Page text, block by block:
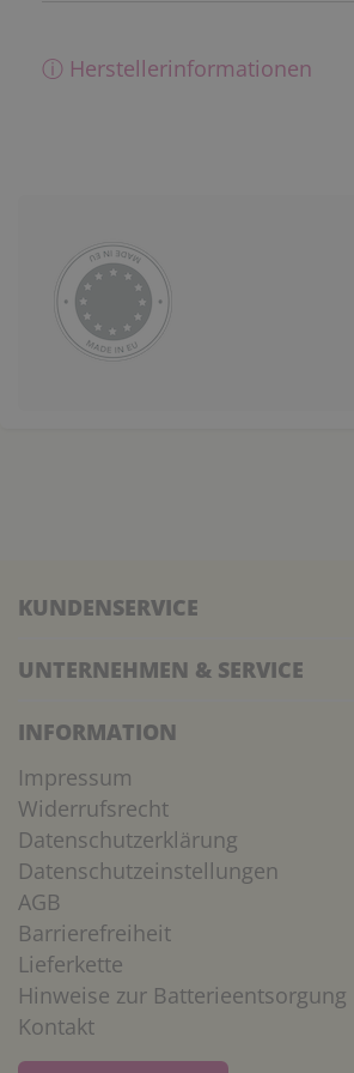
ⓘ Herstellerinformationen
KUNDENSERVICE
UNTERNEHMEN & SERVICE
INFORMATION
Impressum
Widerrufsrecht
Datenschutzerklärung
Datenschutzeinstellungen
AGB
Barrierefreiheit
Lieferkette
Hinweise zur Batterieentsorgung
Kontakt